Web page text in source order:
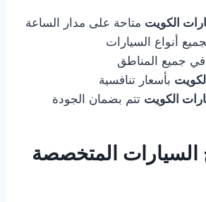
الكويت متاحة على مدار الساعة
أنواع السيارات
جميع المناطق
بأسعار تنافسية
الكويت تتم بضمان الجودة
المتخصصة